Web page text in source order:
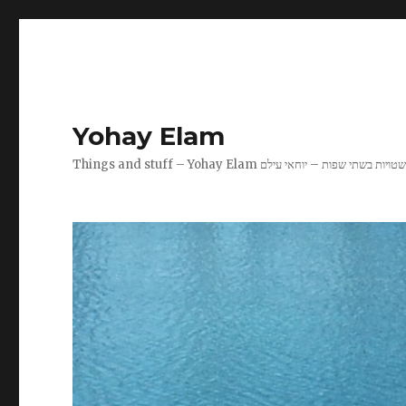
Yohay Elam
Things and stuff – Yohay Elam שטויות בשתי שפות – יוחאי עילם